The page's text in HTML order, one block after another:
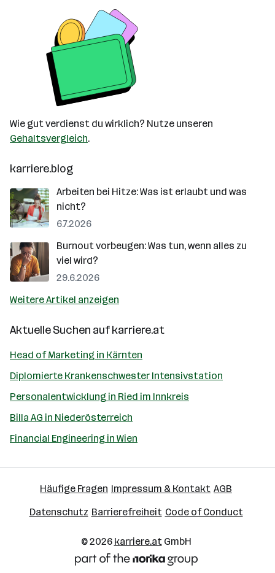
Wie gut verdienst du wirklich? Nutze unseren
Gehaltsvergleich.
karriere.blog
Arbeiten bei Hitze: Was ist erlaubt und was
nicht?
6.7.2026
Burnout vorbeugen: Was tun, wenn alles zu
viel wird?
29.6.2026
Weitere Artikel anzeigen
Aktuelle Suchen aufkarriere.at
Head of Marketing in Kärnten
Diplomierte Krankenschwester Intensivstation
Personalentwicklung in Ried im Innkreis
Billa AG in Niederösterreich
Financial Engineering in Wien
Häufige Fragen Impressum & Kontakt AGB
Datenschutz Barrierefreiheit Code of Conduct
© 2026 karriere.atGmbH